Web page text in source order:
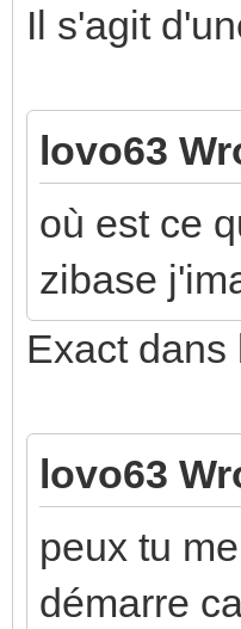
Il s'agit
lovo63
où est ce
zibase
Exact dans
lovo63
peux tu
démarre